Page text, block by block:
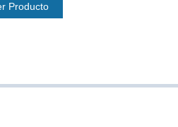
Producto